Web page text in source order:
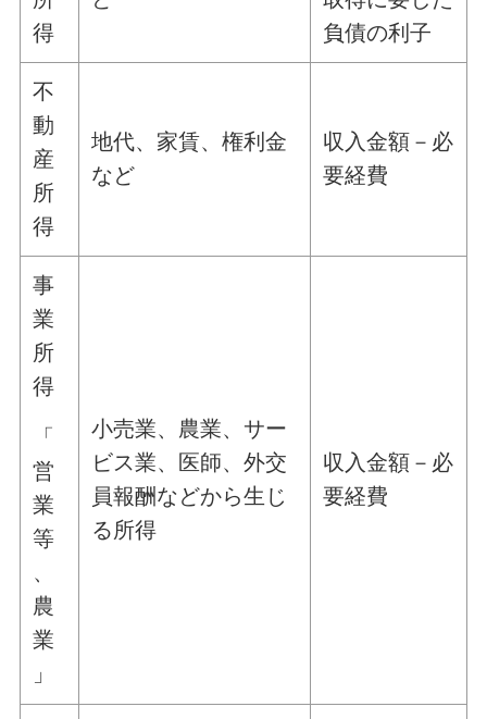
得
負債の利子
不
動
産
所
得
地代、家賃、権利金
など
収入金額－必
要経費
事
業
所
得
「
営
業
等
、
農
業
」
小売業、農業、サー
ビス業、医師、外交
員報酬などから生じ
る所得
収入金額－必
要経費